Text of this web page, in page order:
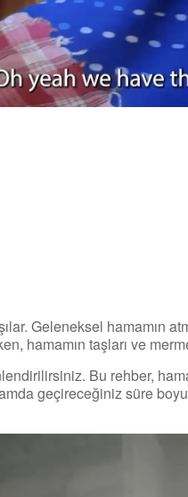
Geleneksel hamamın
hamamın taşları ve
Bu rehber,
geçireceğiniz süre